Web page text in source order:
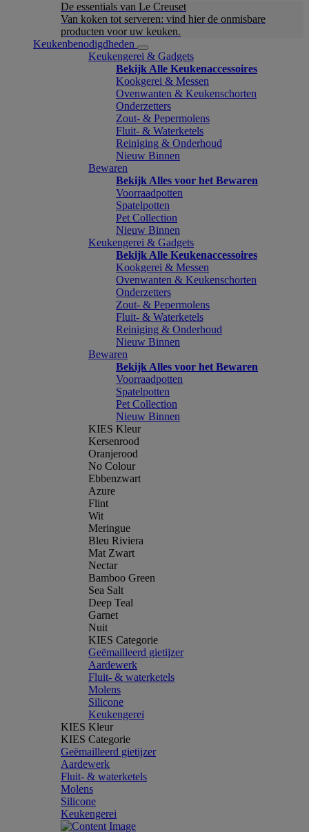
De essentials van Le Creuset
Van koken tot serveren: vind hier de onmisbare
producten voor uw keuken.
Keukenbenodigdheden
Keukengerei & Gadgets
Bekijk Alle Keukenaccessoires
Kookgerei & Messen
Ovenwanten & Keukenschorten
Onderzetters
Zout- & Pepermolens
Fluit- & Waterketels
Reiniging & Onderhoud
Nieuw Binnen
Bewaren
Bekijk Alles voor het Bewaren
Voorraadpotten
Spatelpotten
Pet Collection
Nieuw Binnen
Keukengerei & Gadgets
Bekijk Alle Keukenaccessoires
Kookgerei & Messen
Ovenwanten & Keukenschorten
Onderzetters
Zout- & Pepermolens
Fluit- & Waterketels
Reiniging & Onderhoud
Nieuw Binnen
Bewaren
Bekijk Alles voor het Bewaren
Voorraadpotten
Spatelpotten
Pet Collection
Nieuw Binnen
KIES Kleur
Kersenrood
Oranjerood
No Colour
Ebbenzwart
Azure
Flint
Wit
Meringue
Bleu Riviera
Mat Zwart
Nectar
Bamboo Green
Sea Salt
Deep Teal
Garnet
Nuit
KIES Categorie
Geëmailleerd gietijzer
Aardewerk
Fluit- & waterketels
Molens
Silicone
Keukengerei
KIES Kleur
KIES Categorie
Geëmailleerd gietijzer
Aardewerk
Fluit- & waterketels
Molens
Silicone
Keukengerei